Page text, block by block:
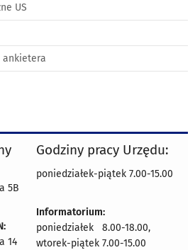
US
ankietera
5B
14
Godziny pracy Urzędu:
poniedziałek-piątek 7.00-15.00
Informatorium:
poniedziałek 8.00-18.00,
wtorek-piątek 7.00-15.00